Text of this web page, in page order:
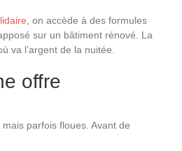
, on accède à des formules
sur un bâtiment rénové. La
va l’argent de la nuitée.
offre
parfois floues. Avant de